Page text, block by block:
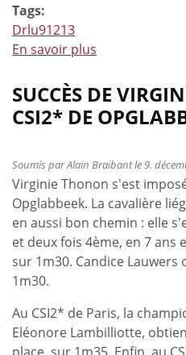
Tags:
Drlu91213
En savoir plus
de
Dominique
Mohimont
!
SUCCÈS DE
CSI2* DE
Soumis parAlain Braibantle 9.
Virginie Thonon s'est
Opglabbeek. La cavalière
en aussi bon chemin : elle
et deux fois 4ème, en 7 ans
sur 1m30. Candice
1m30.
Au CSI2* de Paris, la
Eléonore Lambilliotte,